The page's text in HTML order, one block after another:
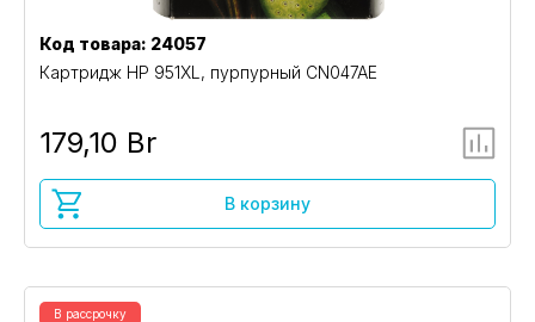
Код товара: 24057
Картридж HP 951XL, пурпурный CN047AE
179,10 Br
В корзину
В рассрочку